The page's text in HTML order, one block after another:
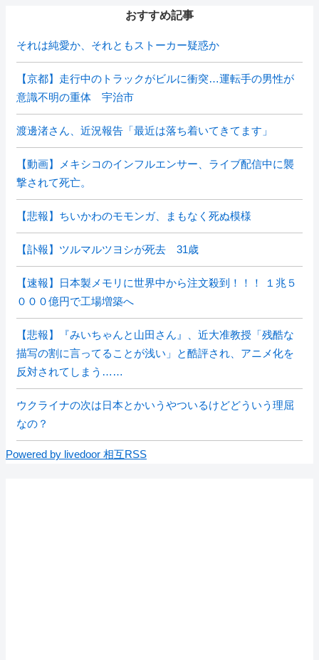
おすすめ記事
それは純愛か、それともストーカー疑惑か
【京都】走行中のトラックがビルに衝突…運転手の男性が
意識不明の重体 宇治市
渡邊渚さん、近況報告「最近は落ち着いてきてます」
【動画】メキシコのインフルエンサー、ライブ配信中に襲
撃されて死亡。
【悲報】ちいかわのモモンガ、まもなく死ぬ模様
【訃報】ツルマルツヨシが死去 31歳
【速報】日本製メモリに世界中から注文殺到！！！ １兆５
０００億円で工場増築へ
【悲報】『みいちゃんと山田さん』、近大准教授「残酷な
描写の割に言ってることが浅い」と酷評され、アニメ化を
反対されてしまう……
ウクライナの次は日本とかいうやついるけどどういう理屈
なの？
Powered by livedoor 相互RSS